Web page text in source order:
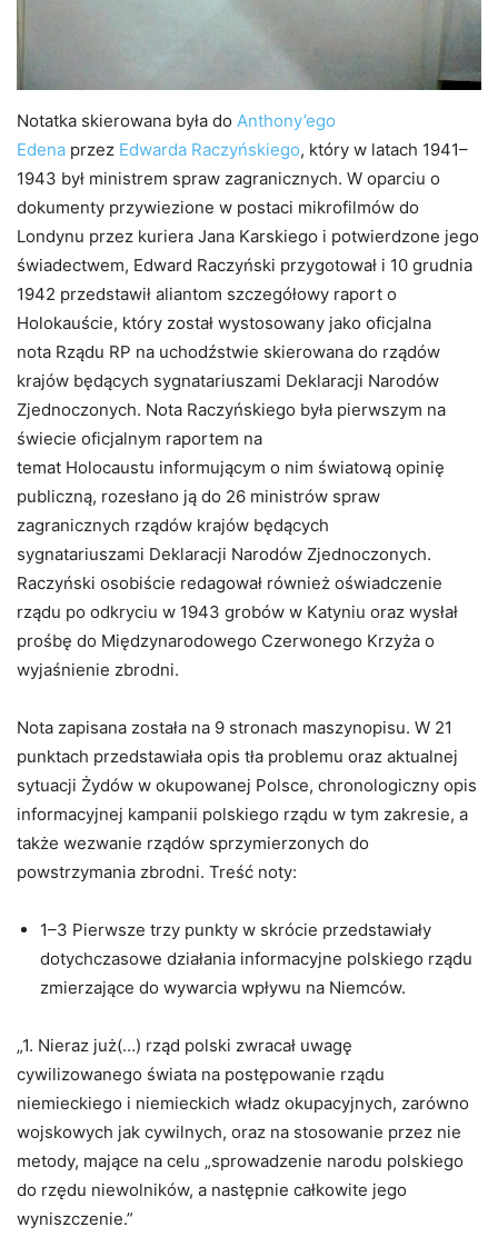
Notatka skierowana była do Anthony’ego
Edena przez Edwarda Raczyńskiego, który w latach 1941–
1943 był ministrem spraw zagranicznych. W oparciu o
dokumenty przywiezione w postaci mikrofilmów do
Londynu przez kuriera Jana Karskiego i potwierdzone jego
świadectwem, Edward Raczyński przygotował i 10 grudnia
1942 przedstawił aliantom szczegółowy raport o
Holokauście, który został wystosowany jako oficjalna
nota Rządu RP na uchodźstwie skierowana do rządów
krajów będących sygnatariuszami Deklaracji Narodów
Zjednoczonych. Nota Raczyńskiego była pierwszym na
świecie oficjalnym raportem na
temat Holocaustu informującym o nim światową opinię
publiczną, rozesłano ją do 26 ministrów spraw
zagranicznych rządów krajów będących
sygnatariuszami Deklaracji Narodów Zjednoczonych.
Raczyński osobiście redagował również oświadczenie
rządu po odkryciu w 1943 grobów w Katyniu oraz wysłał
prośbę do Międzynarodowego Czerwonego Krzyża o
wyjaśnienie zbrodni.
Nota zapisana została na 9 stronach maszynopisu. W 21
punktach przedstawiała opis tła problemu oraz aktualnej
sytuacji Żydów w okupowanej Polsce, chronologiczny opis
informacyjnej kampanii polskiego rządu w tym zakresie, a
także wezwanie rządów sprzymierzonych do
powstrzymania zbrodni. Treść noty:
1–3 Pierwsze trzy punkty w skrócie przedstawiały
dotychczasowe działania informacyjne polskiego rządu
zmierzające do wywarcia wpływu na Niemców.
„1. Nieraz już(…) rząd polski zwracał uwagę
cywilizowanego świata na postępowanie rządu
niemieckiego i niemieckich władz okupacyjnych, zarówno
wojskowych jak cywilnych, oraz na stosowanie przez nie
metody, mające na celu „sprowadzenie narodu polskiego
do rzędu niewolników, a następnie całkowite jego
wyniszczenie.”